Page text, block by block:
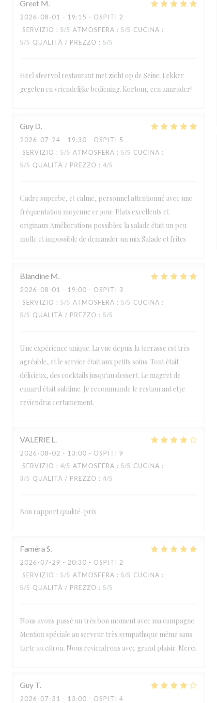
Greet M
2026-08-01 - 19:15 - OSPITI 2
SERVIZIO : 5/5 ATMOSFERA : 5/5 CUCINA :
5/5 QUALITÀ / PREZZO : 5/5
Heel sfeervol restaurant met zicht op de Seine. Lekker
gegeten en vriendelijke bediening. Kortom, een aanrader!
Guy D
2026-07-24 - 19:30 - OSPITI 5
SERVIZIO : 5/5 ATMOSFERA : 5/5 CUCINA :
5/5 QUALITÀ / PREZZO : 4/5
Cadre superbe, et calme, personnel attentionné avec une
fréquentation moyenne ce jour. Plats excellents et
originaux Améliorations possibles: la salade était un peu
molle et impossible de demander un mix Salade et frites
Blandine M
2026-08-01 - 19:00 - OSPITI 3
SERVIZIO : 5/5 ATMOSFERA : 5/5 CUCINA :
5/5 QUALITÀ / PREZZO : 5/5
Une expérience unique. La vue depuis la terrasse est très
agréable, et le service était aux petits soins. Tout était
délicieux, des cocktails jusqu'au dessert. Le magret de
canard était sublime. Je recommande le restaurant et je
reviendrai certainement.
VALERIE L
2026-08-02 - 13:00 - OSPITI 9
SERVIZIO : 4/5 ATMOSFERA : 5/5 CUCINA :
3/5 QUALITÀ / PREZZO : 4/5
Bon rapport qualité-prix
Faméra S
2026-07-29 - 20:30 - OSPITI 2
SERVIZIO : 5/5 ATMOSFERA : 5/5 CUCINA :
5/5 QUALITÀ / PREZZO : 5/5
Nous avons passé un très bon moment avec ma campagne.
Mention spéciale au serveur très sympathique même sans
tarte au citron. Nous reviendrons avec grand plaisir. Merci
Guy T
2026-07-31 - 13:00 - OSPITI 4